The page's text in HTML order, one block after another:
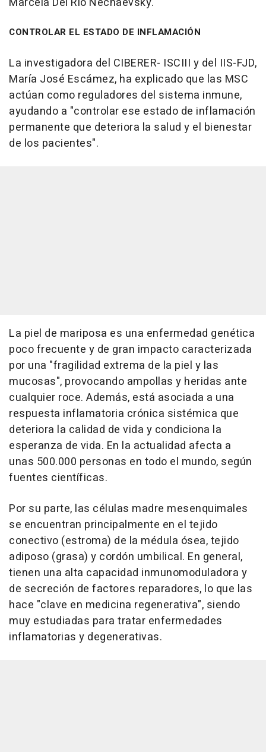
CONTROLAR EL ESTADO DE INFLAMACIÓN
La investigadora del CIBERER- ISCIII y del IIS-FJD,
María José Escámez, ha explicado que las MSC
actúan como reguladores del sistema inmune,
ayudando a "controlar ese estado de inflamación
permanente que deteriora la salud y el bienestar
de los pacientes".
La piel de mariposa es una enfermedad genética
poco frecuente y de gran impacto caracterizada
por una "fragilidad extrema de la piel y las
mucosas", provocando ampollas y heridas ante
cualquier roce. Además, está asociada a una
respuesta inflamatoria crónica sistémica que
deteriora la calidad de vida y condiciona la
esperanza de vida. En la actualidad afecta a
unas 500.000 personas en todo el mundo, según
fuentes científicas.
Por su parte, las células madre mesenquimales
se encuentran principalmente en el tejido
conectivo (estroma) de la médula ósea, tejido
adiposo (grasa) y cordón umbilical. En general,
tienen una alta capacidad inmunomoduladora y
de secreción de factores reparadores, lo que las
hace "clave en medicina regenerativa", siendo
muy estudiadas para tratar enfermedades
inflamatorias y degenerativas.